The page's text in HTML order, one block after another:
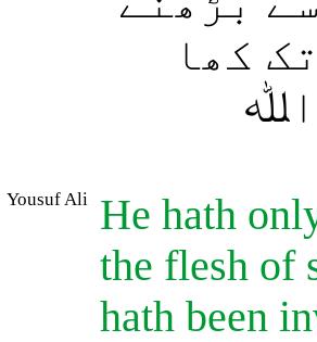
کھا
اﷲ
Yousuf Ali
He hath
the flesh of
hath been